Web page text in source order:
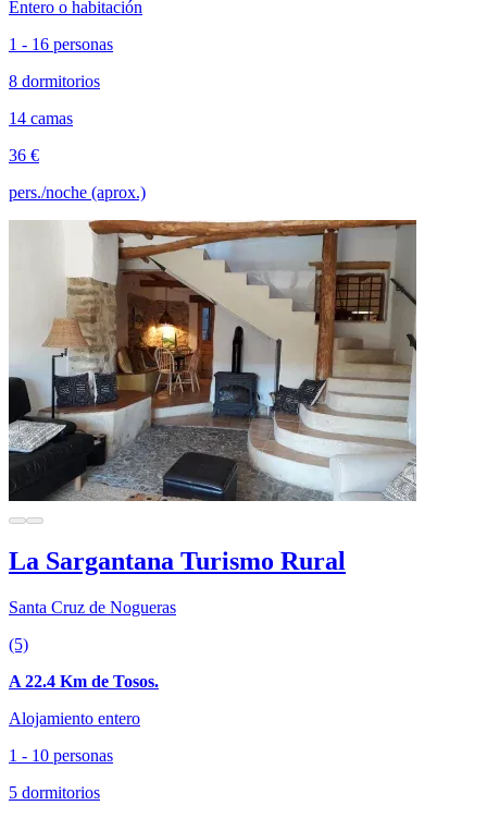
Entero o habitación
1 - 16 personas
8 dormitorios
14 camas
36 €
pers./noche (aprox.)
La Sargantana Turismo Rural
Santa Cruz de Nogueras
(5)
A 22.4 Km de Tosos.
Alojamiento entero
1 - 10 personas
5 dormitorios